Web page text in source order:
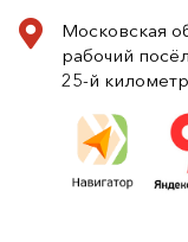
Московская
рабочий
25-й